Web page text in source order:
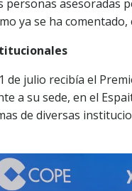
personas asesoradas
ya se ha
de julio recibía el
a su sede, en el
de diversas